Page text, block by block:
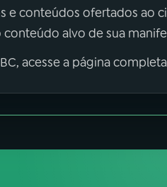
e conteúdos ofertados ao
alvo de sua
acesse a página completa